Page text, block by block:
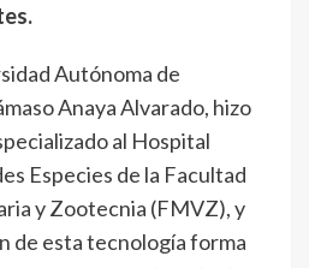
Autónoma de
Anaya Alvarado, hizo
al Hospital
Especies de la Facultad
y Zootecnia (FMVZ), y
de esta tecnología forma